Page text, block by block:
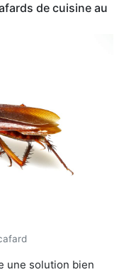
de cuisine au
une solution bien